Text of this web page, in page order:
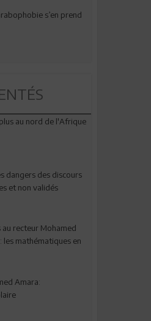
s’en prend
au nord de l'Afrique
dangers des discours
et non validés
recteur Mohamed
les mathématiques en
Amara: